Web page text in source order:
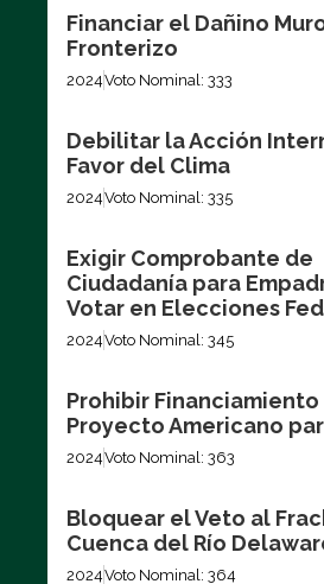
Financiar el Dañino
Fronterizo
2024Voto Nominal: 333
Debilitar la Acción
Favor del Clima
2024Voto Nominal: 335
Exigir Comprobante de
Ciudadanía para
Votar en Elecciones
2024Voto Nominal: 345
Prohibir Financiamiento
Proyecto Americano
2024Voto Nominal: 363
Bloquear el Veto al
Cuenca del Río
2024Voto Nominal: 364